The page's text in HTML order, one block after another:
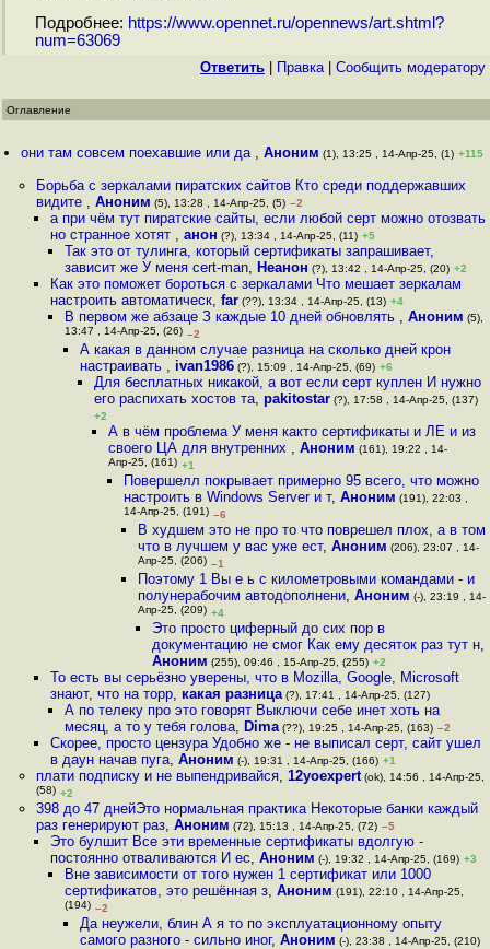
Подробнее: https://www.opennet.ru/opennews/art.shtml?
num=63069
Ответить Правка| Cообщить модератору
Оглавление
они там совсем поехавшие или да ,Аноним (1), 13:25 , 14-Апр-25, (1) +115
Борьба с зеркалами пиратских сайтов Кто среди поддержавших
видите , Аноним (5), 13:28 , 14-Апр-25, (5) –2
а при чём тут пиратские сайты, если любой серт можно отозвать
но странное хотят , анон (?), 13:34 , 14-Апр-25, (11) +5
Так это от тулинга, который сертификаты запрашивает,
зависит же У меня cert-man, Неанон (?), 13:42 , 14-Апр-25, (20) +2
Как это поможет бороться с зеркалами Что мешает зеркалам
настроить автоматическ, far(??), 13:34 , 14-Апр-25, (13) +4
В первом же абзаце З каждые 10 дней обновлять ,Аноним (5),
13:47 , 14-Апр-25, (26) –2
А какая в данном случае разница на сколько дней крон
настраивать , ivan1986(?), 15:09 , 14-Апр-25, (69) +6
Для бесплатных никакой, а вот если серт куплен И нужно
его распихать хостов та, pakitostar(?), 17:58 , 14-Апр-25, (137)
+2
А в чём проблема У меня както сертификаты и ЛЕ и из
своего ЦА для внутренних ,Аноним (161), 19:22 , 14-
Апр-25, (161) +1
Повершелл покрывает примерно 95 всего, что можно
настроить в Windows Server и т, Аноним (191), 22:03 ,
14-Апр-25, (191) –6
В худшем это не про то что поврешел плох, а в том
что в лучшем у вас уже ест, Аноним (206), 23:07 , 14-
Апр-25, (206) –1
Поэтому 1 Вы е ь с километровыми командами - и
полунерабочим автодополнени, Аноним (-), 23:19 , 14-
Апр-25, (209) +4
Это просто циферный до сих пор в
документацию не смог Как ему десяток раз тут н,
Аноним (255), 09:46 , 15-Апр-25, (255) +2
То есть вы серьёзно уверены, что в Mozilla, Google, Microsoft
знают, что на торр, какая разница(?), 17:41 , 14-Апр-25, (127)
А по телеку про это говорят Выключи себе инет хоть на
месяц, а то у тебя голова, Dima (??), 19:25 , 14-Апр-25, (163) –2
Скорее, просто цензура Удобно же - не выписал серт, сайт ушел
в даун начав пуга, Аноним (-), 19:31 , 14-Апр-25, (166) +1
плати подписку и не выпендривайся, 12yoexpert(ok), 14:56 , 14-Апр-25,
(58) +2
398 до 47 днейЭто нормальная практика Некоторые банки каждый
раз генерируют раз, Аноним (72), 15:13 , 14-Апр-25, (72) –5
Это булшит Все эти временные сертификаты вдолгую -
постоянно отваливаются И ес, Аноним (-), 19:32 , 14-Апр-25, (169) +3
Вне зависимости от того нужен 1 сертификат или 1000
сертификатов, это решённая з,Аноним (191), 22:10 , 14-Апр-25,
(194) –2
Да неужели, блин А я то по эксплуатационному опыту
самого разного - сильно иног, Аноним (-), 23:38 , 14-Апр-25, (210)